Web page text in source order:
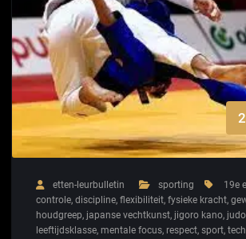
etten-leurbulletin sporting 19e
controle, discipline, flexibiliteit, fysieke kracht,
houdgreep, japanse vechtkunst, jigoro kano, judo
leeftijdsklasse, mentale focus, respect, sport,